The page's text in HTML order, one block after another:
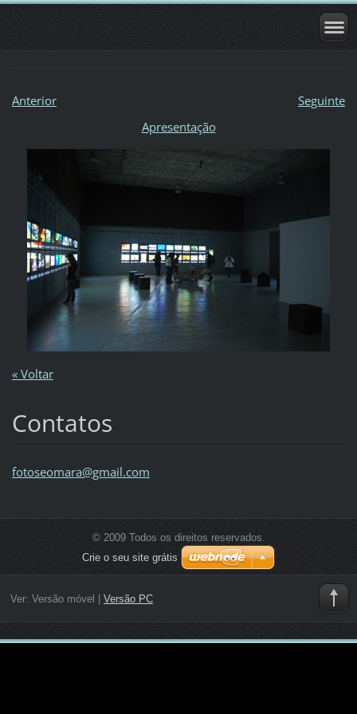
Anterior
Seguinte
Apresentação
« Voltar
Contatos
fotoseomara@gmail.com
© 2009 Todos os direitos reservados.
Crie o seu site grátis
Ver: Versão móvel Versão PC